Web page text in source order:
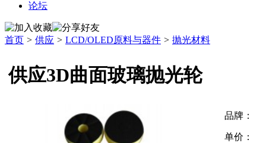
论坛
首页 > 供应 > LCD/OLED原料与器件 > 抛光材料
供应3D曲面玻璃抛光轮
品牌：
单价：